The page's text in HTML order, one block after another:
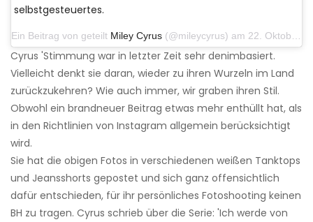
selbstgesteuertes.
Ein Beitrag von geteilt Miley Cyrus (@mileycyrus) am 22. Oktober 2019 um 11:39 Uhr PDT
Cyrus 'Stimmung war in letzter Zeit sehr denimbasiert.
Vielleicht denkt sie daran, wieder zu ihren Wurzeln im Land
zurückzukehren? Wie auch immer, wir graben ihren Stil.
Obwohl ein brandneuer Beitrag etwas mehr enthüllt hat, als
in den Richtlinien von Instagram allgemein berücksichtigt
wird.
Sie hat die obigen Fotos in verschiedenen weißen Tanktops
und Jeansshorts gepostet und sich ganz offensichtlich
dafür entschieden, für ihr persönliches Fotoshooting keinen
BH zu tragen. Cyrus schrieb über die Serie: 'Ich werde von